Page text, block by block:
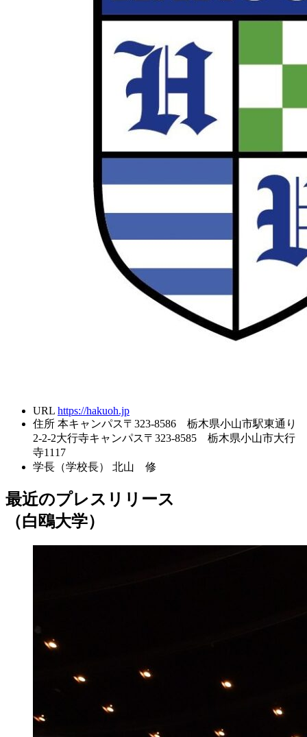
URL https://hakuoh.jp
住所 本キャンパス〒323-8586 栃木県小山市駅東通り
2-2-2大行寺キャンパス〒323-8585 栃木県小山市大行
寺1117
学長（学校長）
北山 修
最近のプレスリリース
（白鴎大学）